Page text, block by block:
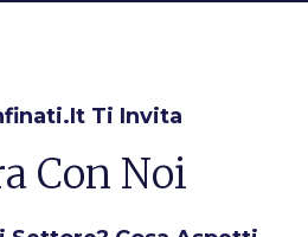
Ti Invita
Con Noi